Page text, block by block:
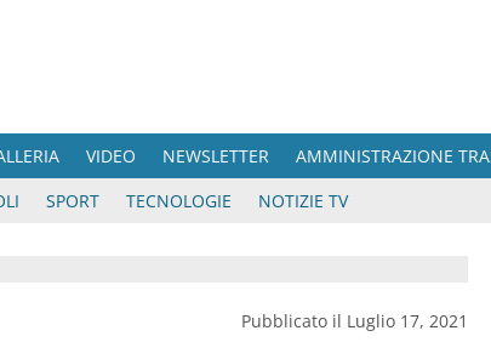
VIDEO NEWSLETTER AMMINISTRAZIONE
SPORT TECNOLOGIE NOTIZIE TV
Pubblicato il Luglio 17, 2021